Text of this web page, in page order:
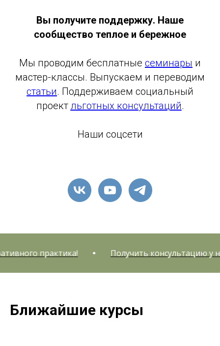
Вы получите поддержку. Наше
сообщество теплое и бережное
Мы проводим бесплатные семинары и
мастер-классы. Выпускаем и переводим
статьи. Поддерживаем социальный
проект льготных консультаций.
Наши соцсети
практика! Получить консультацию у
Ближайшие курсы